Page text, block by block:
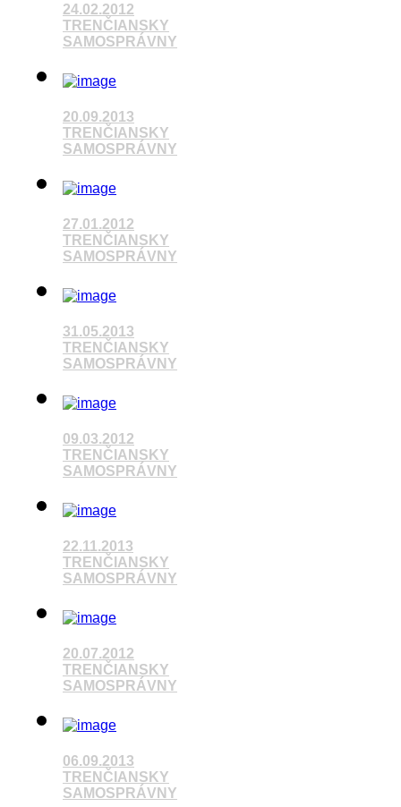
24.02.2012
TRENČIANSKY
SAMOSPRÁVNY
Pozrieť video
20.09.2013
TRENČIANSKY
SAMOSPRÁVNY
Pozrieť video
27.01.2012
TRENČIANSKY
SAMOSPRÁVNY
Pozrieť video
31.05.2013
TRENČIANSKY
SAMOSPRÁVNY
Pozrieť video
09.03.2012
TRENČIANSKY
SAMOSPRÁVNY
Pozrieť video
22.11.2013
TRENČIANSKY
SAMOSPRÁVNY
Pozrieť video
20.07.2012
TRENČIANSKY
SAMOSPRÁVNY
Pozrieť video
06.09.2013
TRENČIANSKY
SAMOSPRÁVNY